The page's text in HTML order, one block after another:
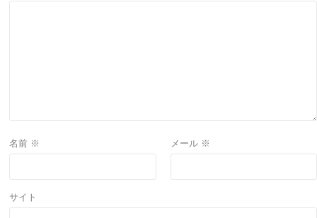
名前 ※ メール ※
サイト